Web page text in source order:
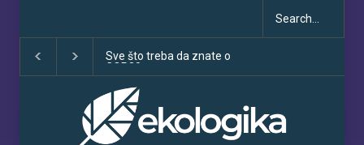
Sve što treba da znate o
COP30